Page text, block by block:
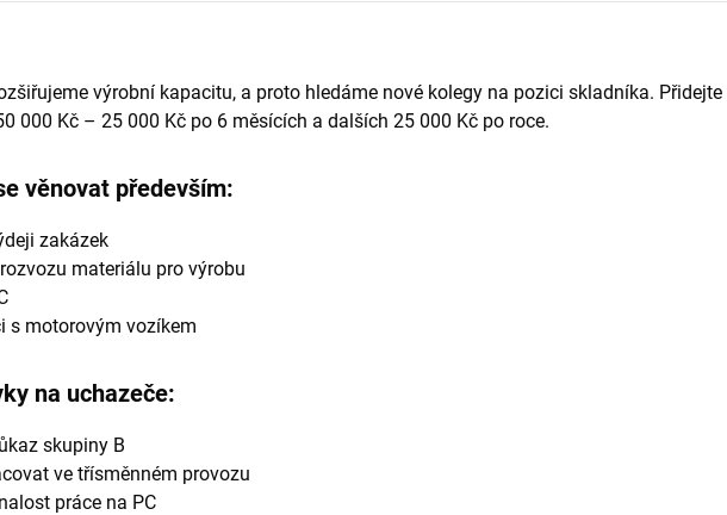
výrobní kapacitu, a proto hledáme nové kolegy na pozici skladníka.
000 Kč – 25 000 Kč po 6 měsících a dalších 25 000 Kč po roce.
věnovat především:
zakázek
materiálu pro výrobu
s motorovým vozíkem
na uchazeče:
skupiny B
ve třísměnném provozu
práce na PC